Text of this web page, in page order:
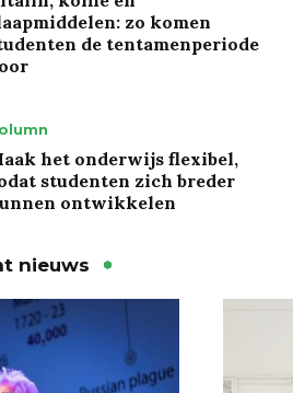
zo komen
de tentamenperiode
het onderwijs flexibel,
studenten zich breder
ontwikkelen
nieuws